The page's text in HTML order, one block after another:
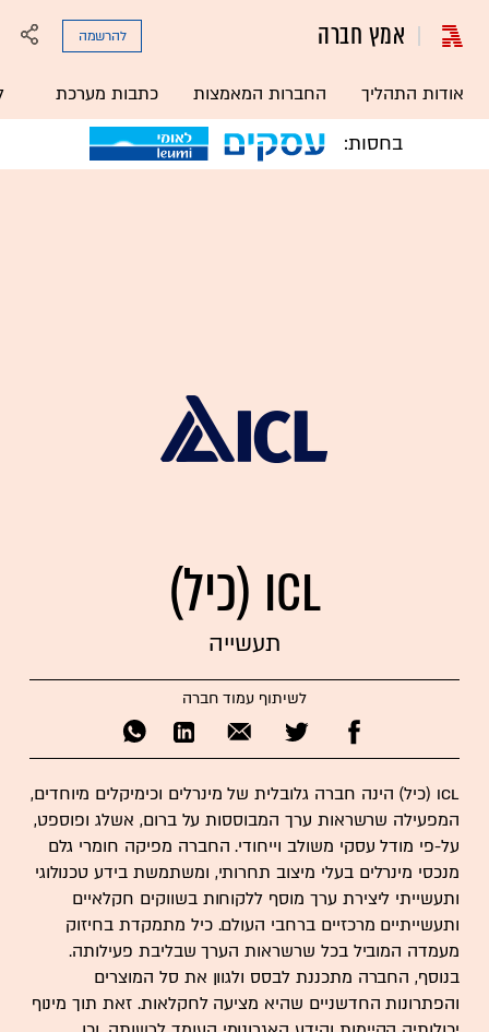
אמץ חברה
אודות התהליך החברות המאמצות כתבות מערכת
להרשמה
בחסות:
ICL (כיל)
תעשייה
לשיתוף עמוד חברה
ICL (כיל) הינה חברה גלובלית של מינרלים וכימיקלים מיוחדים,
המפעילה שרשראות ערך המבוססות על ברום, אשלג ופוספט,
על-פי מודל עסקי משולב וייחודי. החברה מפיקה חומרי גלם
מנכסי מינרלים בעלי מיצוב תחרותי, ומשתמשת בידע טכנולוגי
ותעשייתי ליצירת ערך מוסף ללקוחות בשווקים חקלאיים
ותעשייתיים מרכזיים ברחבי העולם. כיל מתמקדת בחיזוק
מעמדה המוביל בכל שרשראות הערך שבליבת פעילותה.
בנוסף, החברה מתכננת לבסס ולגוון את סל המוצרים
והפתרונות החדשניים שהיא מציעה לחקלאות. זאת תוך מינוף